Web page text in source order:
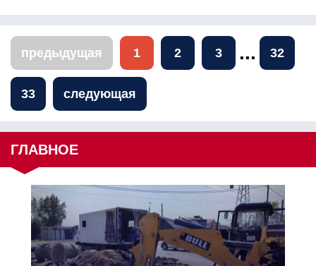
предыдущая 1 2 3 ... 32
33 следующая
ГЛАВНОЕ